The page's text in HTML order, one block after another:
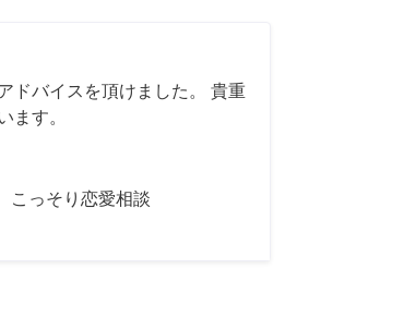
ドバイスを頂けました。 貴重
ます。
こっそり恋愛相談